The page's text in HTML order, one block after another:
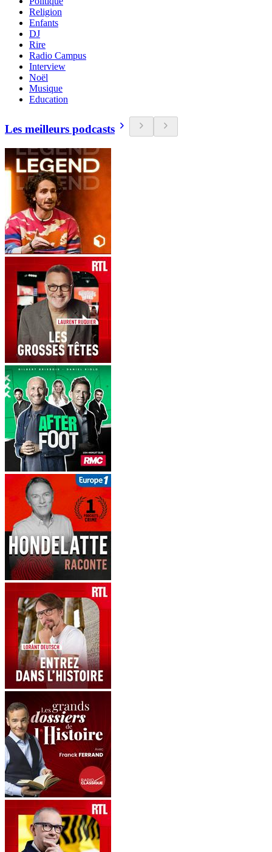
Religion
Enfants
DJ
Rire
Radio Campus
Interview
Noël
Musique
Education
Les meilleurs podcasts